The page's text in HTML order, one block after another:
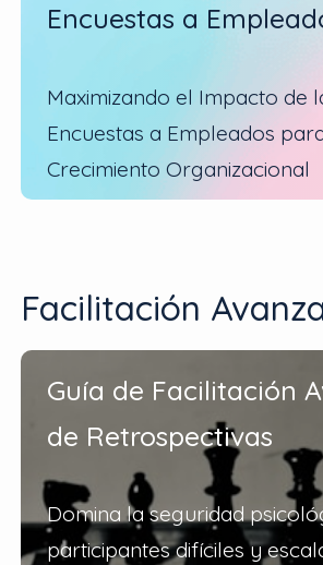
Encuestas a
Maximizando el Impacto de
Encuestas a Empleados
Crecimiento Organizacional
Facilitación
Guía de Facilitación
de Retrospectivas
Domina la seguridad
participantes difíciles y